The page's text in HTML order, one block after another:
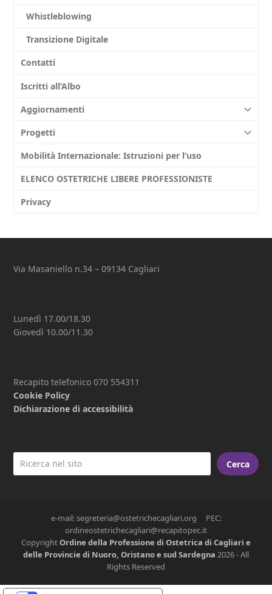
Whistleblowing
Transizione Digitale
Contatti
Iscritti all’Albo
Aggiornamenti
Progetti
Mobilità Internazionale: Istruzioni per l’uso
ELENCO OSTETRICHE LIBERE PROFESSIONISTE
Privacy
Via Masaniello n.34 – 09134 Cagliari
Lunedì 17.00/18.30
Giovedì 10.00/11.30
Recapito telefonico 070 554311
Cookie Policy
Dichiarazione di accessibilità
Cerca
e-mail: segreteria@ostetrichecagliari.org PEC:
ordineostetrichecagliari@recapitopec.it
CopyrightOrdine della Professione di Ostetrica di Cagliari e
delle Provincie di Nuoro, Oristano e sud Sardegna 2026 - All
Rights Reserved